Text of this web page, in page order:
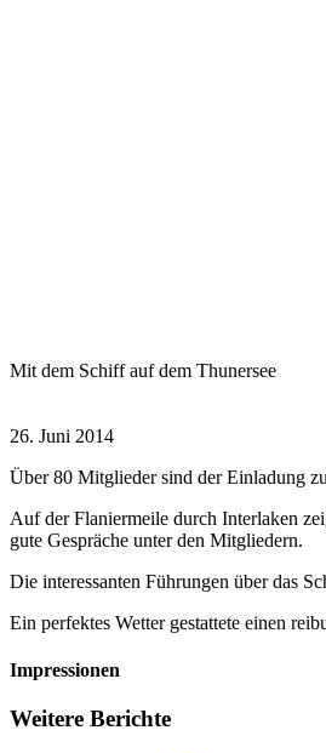
Mit dem Schiff auf dem Thunersee
26. Juni 2014
Über 80 Mit­glieder sind der Ein­ladung
Auf der Flanier­meile durch Inter­lak­en
gute Gespräche unter den Mit­gliedern.
Die inter­es­san­ten Führun­gen über das
Ein per­fek­tes Wet­ter ges­tat­tete einen
Impressionen
Weitere Berichte